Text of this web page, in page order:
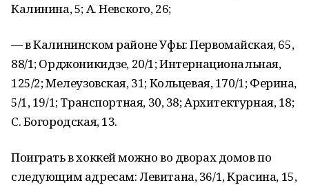
Калинина, 5; А. Невского, 26;
— в Калининском районе Уфы: Первомайская, 65,
88/1; Орджоникидзе, 20/1; Интернациональная,
125/2; Мелеузовская, 31; Кольцевая, 170/1; Ферина,
5/1, 19/1; Транспортная, 30, 38; Архитектурная, 18;
С. Богородская, 13.
Поиграть в хоккей можно во дворах домов по
следующим адресам: Левитана, 36/1, Красина, 15,